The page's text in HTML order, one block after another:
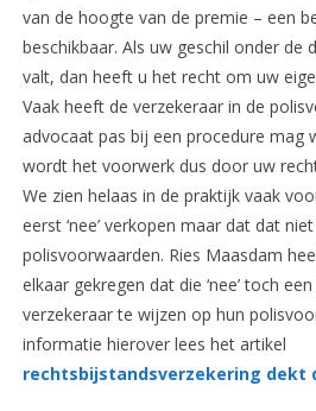
van de hoogte van de premie – een
beschikbaar. Als uw geschil onder de
valt, dan heeft u het recht om uw
Vaak heeft de verzekeraar in de
advocaat pas bij een procedure mag
wordt het voorwerk dus door uw
We zien helaas in de praktijk vaak
eerst ‘nee’ verkopen maar dat dat
polisvoorwaarden. Ries Maasdam
elkaar gekregen dat die ‘nee’ toch een
verzekeraar te wijzen op hun
informatie hierover lees het artikel
rechtsbijstandsverzekering dekt